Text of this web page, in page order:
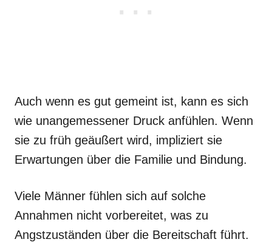
Auch wenn es gut gemeint ist, kann es sich
wie unangemessener Druck anfühlen. Wenn
sie zu früh geäußert wird, impliziert sie
Erwartungen über die Familie und Bindung.
Viele Männer fühlen sich auf solche
Annahmen nicht vorbereitet, was zu
Angstzuständen über die Bereitschaft führt.